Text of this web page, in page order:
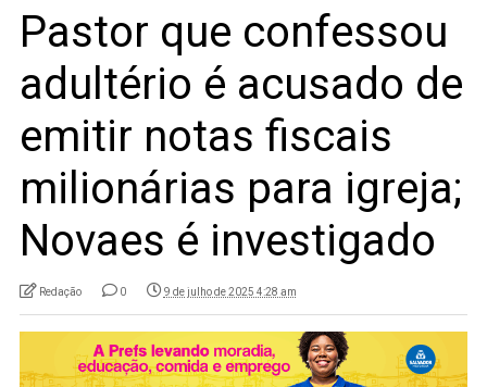
Pastor que confessou
adultério é acusado de
emitir notas fiscais
milionárias para igreja;
Novaes é investigado
Redação 0 9 de julho de 2025 4:28 am